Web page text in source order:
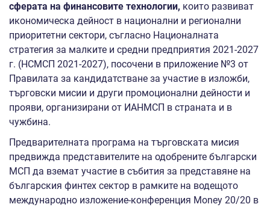
сферата на финансовите технологии, които развиват
икономическа дейност в национални и регионални
приоритетни сектори, съгласно Националната
стратегия за малките и средни предприятия 2021-2027
г. (НСМСП 2021-2027), посочени в приложение №3 от
Правилата за кандидатстване за участие в изложби,
търговски мисии и други промоционални дейности и
прояви, организирани от ИАНМСП в страната и в
чужбина.
Предварителната програма на търговската мисия
предвижда представителите на одобрените български
МСП да вземат участие в събития за представяне на
българския финтех сектор в рамките на водещото
международно изложение-конференция Money 20/20 в